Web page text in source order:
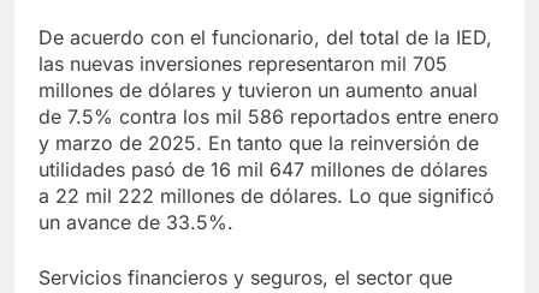
De acuerdo con el funcionario, del total de la IED,
las nuevas inversiones representaron mil 705
millones de dólares y tuvieron un aumento anual
de 7.5% contra los mil 586 reportados entre enero
y marzo de 2025. En tanto que la reinversión de
utilidades pasó de 16 mil 647 millones de dólares
a 22 mil 222 millones de dólares. Lo que significó
un avance de 33.5%.
Servicios financieros y seguros, el sector que